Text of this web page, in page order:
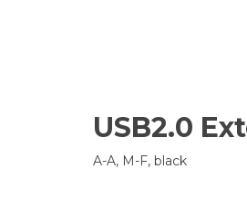
USB2.0
A-A, M-F, black